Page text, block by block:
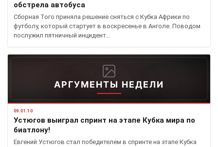
обстрела автобуса
Сборная Того приняла решение сняться с Кубка Африки по
футболу, который стартует в воскресенье в Анголе. Поводом
послужил пятничный инцидент…
АРГУМЕНТЫ НЕДЕЛИ
09.01.10
Устюгов выиграл спринт на этапе Кубка мира по
биатлону!
Евгений Устюгов стал победителем в спринте на этапе Кубка